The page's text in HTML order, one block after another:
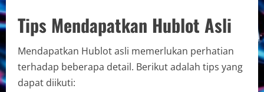
Tips Mendapatkan Hublot Asli
Mendapatkan Hublot asli memerlukan perhatian
terhadap beberapa detail. Berikut adalah tips yang
dapat diikuti: